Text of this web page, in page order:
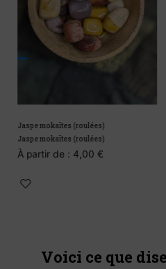
Jaspe mokaïtes (roulées)
Jaspe mokaïtes (roulées)
À partir de : 4,00€
Voici ce que